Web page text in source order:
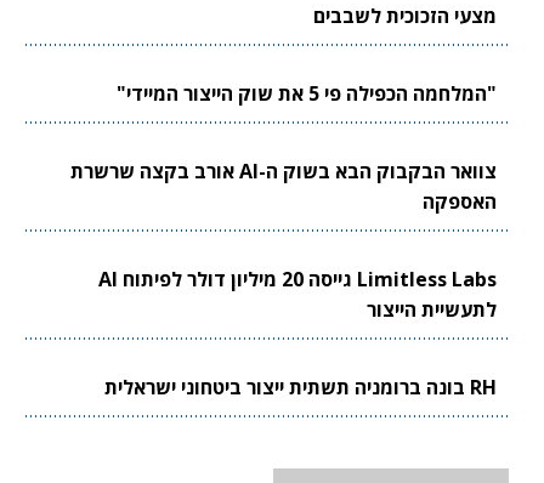
מצעי הזכוכית לשבבים
"המלחמה הכפילה פי 5 את שוק הייצור המיידי"
צוואר הבקבוק הבא בשוק ה-AI אורב בקצה שרשרת
האספקה
Limitless Labs גייסה 20 מיליון דולר לפיתוח AI
לתעשיית הייצור
RH בונה ברומניה תשתית ייצור ביטחוני ישראלית